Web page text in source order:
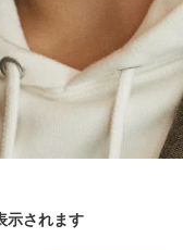
示されます